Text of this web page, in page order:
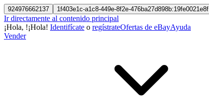
924976662137 1f403e1c-a1c8-449e-8f2e-476ba27d898b:19fe0021e8f
Ir directamente al contenido principal
¡Hola, !¡Hola! Identifícate o regístrateOfertas de eBayAyuda
Vender